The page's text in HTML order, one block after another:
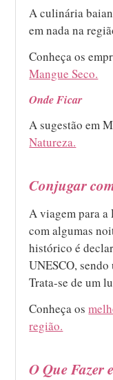
A culinária
em nada na
Conheça os
Mangue Seco.
Onde Ficar
A sugestão em
Natureza.
Conjugar
A viagem para a
com algumas
histórico é
UNESCO,
Trata-se de um
Conheça os
região.
O Que Fazer